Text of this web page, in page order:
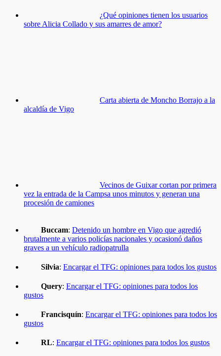
¿Qué opiniones tienen los usuarios
sobre Alicia Collado y sus amarres de amor?
Carta abierta de Moncho Borrajo a la
alcaldía de Vigo
Vecinos de Guixar cortan por primera
vez la entrada de la Campsa unos minutos y generan una
procesión de camiones
Buccam: Detenido un hombre en Vigo que agredió
brutalmente a varios policías nacionales y ocasionó daños
graves a un vehículo radiopatrulla
Silvia: Encargar el TFG: opiniones para todos los gustos
Query: Encargar el TFG: opiniones para todos los
gustos
Francisquín: Encargar el TFG: opiniones para todos los
gustos
RL: Encargar el TFG: opiniones para todos los gustos